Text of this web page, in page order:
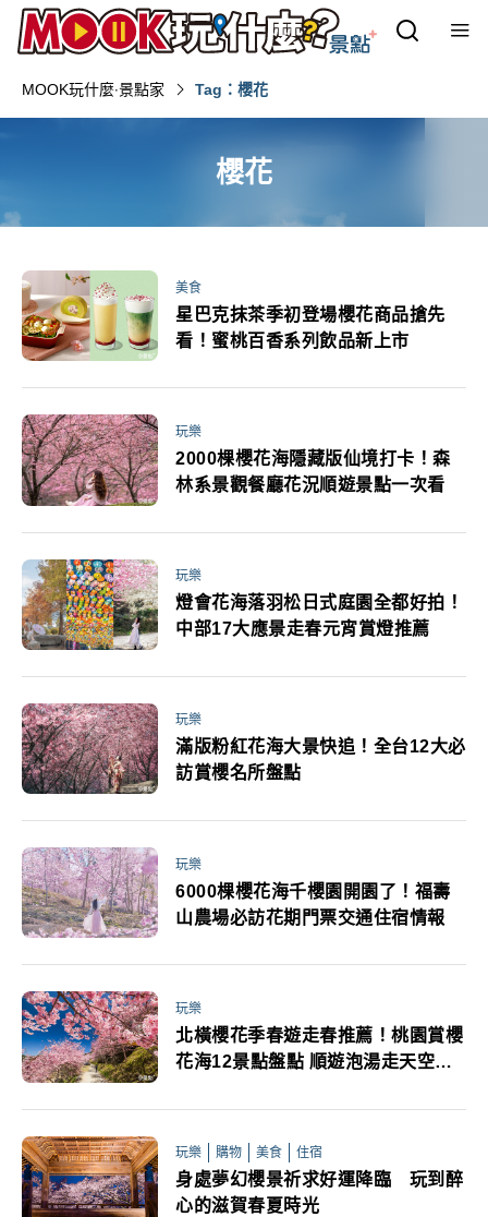
MOOK玩什麼‧景點家 Tag：櫻花
櫻花
美食
星巴克抹茶季初登場櫻花商品搶先
看！蜜桃百香系列飲品新上市
玩樂
2000棵櫻花海隱藏版仙境打卡！森
林系景觀餐廳花況順遊景點一次看
玩樂
燈會花海落羽松日式庭園全都好拍！
中部17大應景走春元宵賞燈推薦
玩樂
滿版粉紅花海大景快追！全台12大必
訪賞櫻名所盤點
玩樂
6000棵櫻花海千櫻園開園了！福壽
山農場必訪花期門票交通住宿情報
玩樂
北橫櫻花季春遊走春推薦！桃園賞櫻
花海12景點盤點 順遊泡湯走天空步
玩樂 購物 美食 住宿
身處夢幻櫻景祈求好運降臨 玩到醉
心的滋賀春夏時光